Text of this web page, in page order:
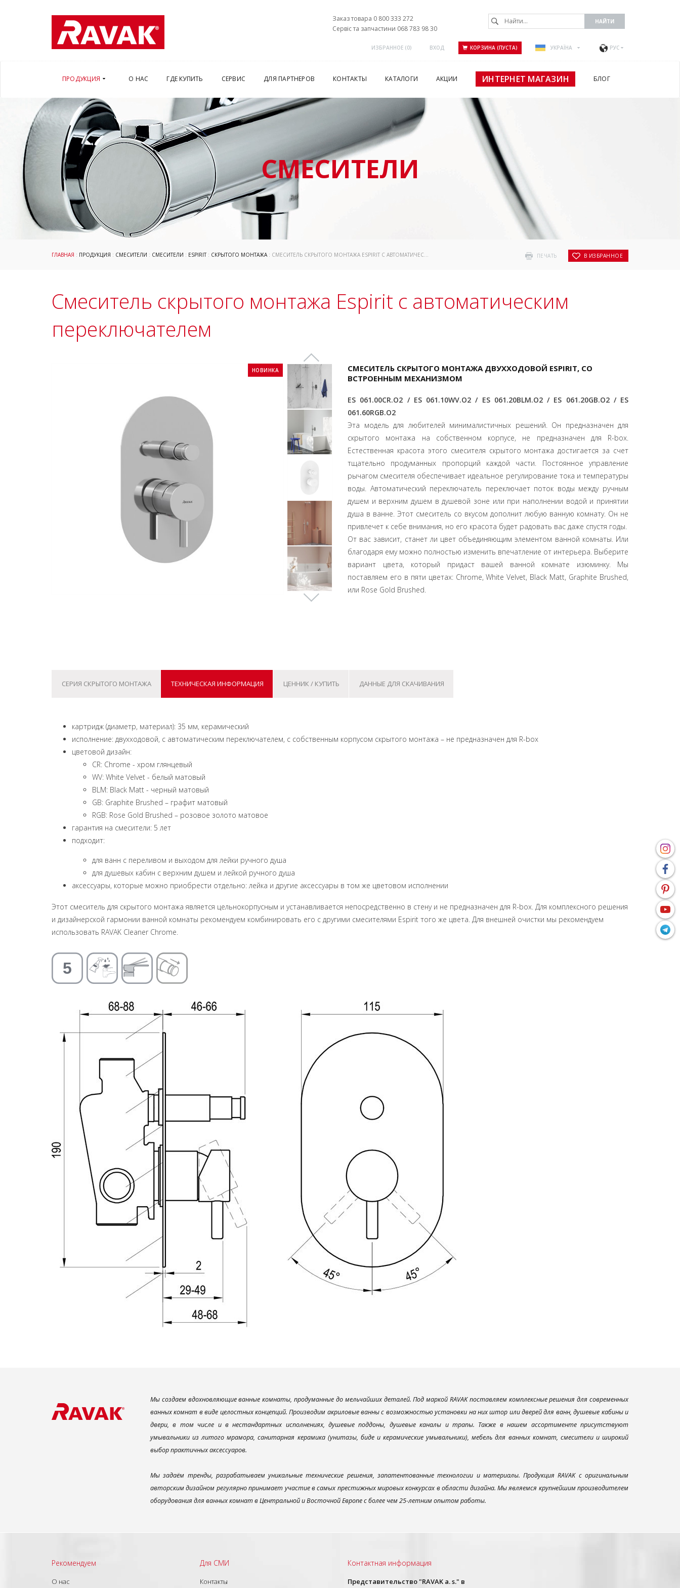
Заказ товара 0 800 333 272
Сервіс та запчастини 068 783 98 30
ИЗБРАННОЕ (0) ВХОД КОРЗИНА (ПУСТА) УКРАЇНА РУС
ПРОДУКЦИЯ О НАС ГДЕ КУПИТЬ СЕРВИС ДЛЯ ПАРТНЕРОВ КОНТАКТЫ КАТАЛОГИ АКЦИИ ИНТЕРНЕТ МАГАЗИН БЛОГ
СМЕСИТЕЛИ
ПЕЧАТЬ В ИЗБРАННОЕ
ГЛАВНАЯ : ПРОДУКЦИЯ : СМЕСИТЕЛИ : СМЕСИТЕЛИ : ESPIRIT: СКРЫТОГО МОНТАЖА: СМЕСИТЕЛЬ СКРЫТОГО МОНТАЖА ESPIRIT С АВТОМАТИЧЕСКИМ ПЕРЕКЛЮЧАТЕЛЕМ
Смеситель скрытого монтажа Espirit с автоматическим
переключателем
НОВИНКА
СМЕСИТЕЛЬ СКРЫТОГО МОНТАЖА ДВУХХОДОВОЙ ESPIRIT, СО
ВСТРОЕННЫМ МЕХАНИЗМОМ
ES 061.00CR.O2 / ES 061.10WV.O2 / ES 061.20BLM.O2 / ES 061.20GB.O2 / ES
061.60RGB.O2
Эта модель для любителей минималистичных решений. Он предназначен для
скрытого монтажа на собственном корпусе, не предназначен для R-box.
Естественная красота этого смесителя скрытого монтажа достигается за счет
тщательно продуманных пропорций каждой части. Постоянное управление
рычагом смесителя обеспечивает идеальное регулирование тока и температуры
воды. Автоматический переключатель переключает поток воды между ручным
душем и верхним душем в душевой зоне или при наполнении водой и принятии
душа в ванне. Этот смеситель со вкусом дополнит любую ванную комнату. Он не
привлечет к себе внимания, но его красота будет радовать вас даже спустя годы.
От вас зависит, станет ли цвет объединяющим элементом ванной комнаты. Или
благодаря ему можно полностью изменить впечатление от интерьера. Выберите
вариант цвета, который придаст вашей ванной комнате изюминку. Мы
поставляем его в пяти цветах: Chrome, White Velvet, Black Matt, Graphite Brushed,
или Rose Gold Brushed.
СЕРИЯ СКРЫТОГО МОНТАЖА ТЕХНИЧЕСКАЯ ИНФОРМАЦИЯ ЦЕННИК / КУПИТЬ ДАННЫЕ ДЛЯ СКАЧИВАНИЯ
картридж (диаметр, материал): 35 мм, керамический
исполнение: двухходовой, с автоматическим переключателем, с собственным корпусом скрытого монтажа – не предназначен для R-box
цветовой дизайн:
CR: Chrome - хром глянцевый
WV: White Velvet - белый матовый
BLM: Black Matt - черный матовый
GB: Graphite Brushed – графит матовый
RGB: Rose Gold Brushed – розовое золото матовое
гарантия на смесители: 5 лет
подходит:
для ванн с переливом и выходом для лейки ручного душа
для душевых кабин с верхним душем и лейкой ручного душа
аксессуары, которые можно приобрести отдельно: лейка и другие аксессуары в том же цветовом исполнении
Этот смеситель для скрытого монтажа является цельнокорпусным и устанавливается непосредственно в стену и не предназначен для R-box. Для комплексного решения
и дизайнерской гармонии ванной комнаты рекомендуем комбинировать его с другими смесителями Espirit того же цвета. Для внешней очистки мы рекомендуем
использовать RAVAK Cleaner Chrome.
Мы создаем вдохновляющие ванные комнаты, продуманные до мельчайших деталей. Под маркой RAVAK поставляем комплексные решения для современных
ванных комнат в виде целостных концепций. Производим акриловые ванны с возможностью установки на них штор или дверей для ванн, душевые кабины и
двери, в том числе и в нестандартных исполнениях, душевые поддоны, душевые каналы и трапы. Также в нашем ассортименте присутствуют
умывальники из литого мрамора, санитарная керамика (унитазы, биде и керамические умывальники), мебель для ванных комнат, смесители и широкий
выбор практичных аксессуаров.
Мы задаём тренды, разрабатываем уникальные технические решения, запатентованные технологии и материалы. Продукция RAVAK с оригинальным
авторским дизайном регулярно принимает участие в самых престижных мировых конкурсах в области дизайна. Мы являемся крупнейшим производителем
оборудования для ванных комнат в Центральной и Восточной Европе с более чем 25-летним опытом работы.
Рекомендуем
О нас
Для СМИ
Контакты
Контактная информация
Представительство "RAVAK a. s." в